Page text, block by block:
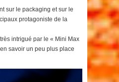
sur le packaging et sur le
protagoniste de la
intrigué par le « Mini Max
savoir un peu plus place